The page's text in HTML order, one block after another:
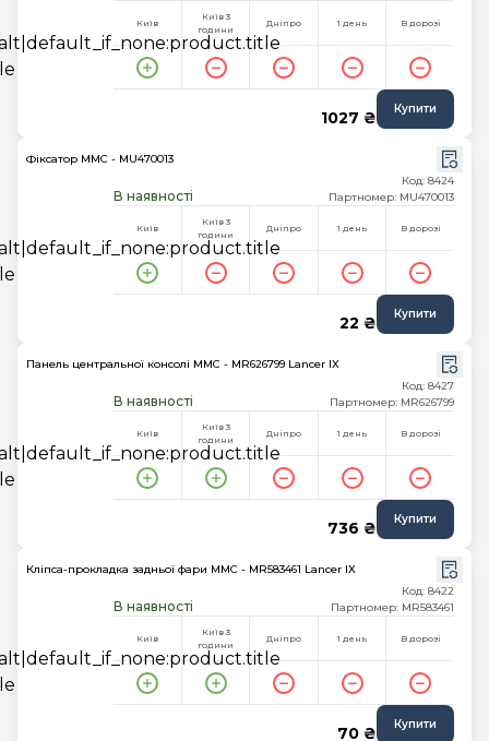
Київ
Київ 3
години
Дніпро 1 день В дорозі
1027 ₴ Купити
Фіксатор MMC - MU470013
В наявності
Код: 8424
Партномер: MU470013
Київ
Київ 3
години
Дніпро 1 день В дорозі
22 ₴ Купити
Панель центральної консолі MMC - MR626799 Lancer IX
В наявності
Код: 8427
Партномер: MR626799
Київ
Київ 3
години
Дніпро 1 день В дорозі
736 ₴ Купити
Кліпса-прокладка задньої фари MMC - MR583461 Lancer IX
В наявності
Код: 8422
Партномер: MR583461
Київ
Київ 3
години
Дніпро 1 день В дорозі
70 ₴ Купити